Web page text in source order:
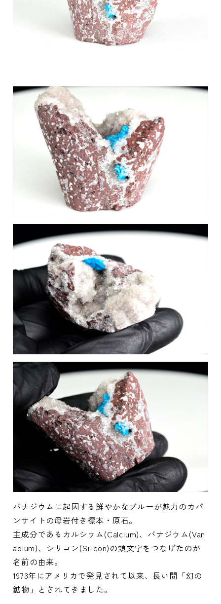
バナジウムに起因する鮮やかなブルーが魅力のカバ
ンサイトの母岩付き標本・原石。
主成分であるカルシウム(Calcium)、バナジウム(Van
adium)、シリコン(Silicon)の頭文字をつなげたのが
名前の由来。
1973年にアメリカで発見されて以来、長い間「幻の
鉱物」とされてきました。